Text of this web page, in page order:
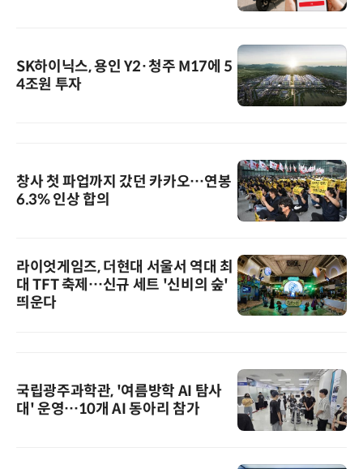
SK하이닉스, 용인 Y2·청주 M17에 5
4조원 투자
창사 첫 파업까지 갔던 카카오…연봉
6.3% 인상 합의
라이엇게임즈, 더현대 서울서 역대 최
대 TFT 축제…신규 세트 '신비의 숲'
띄운다
국립광주과학관, '여름방학 AI 탐사
대' 운영…10개 AI 동아리 참가